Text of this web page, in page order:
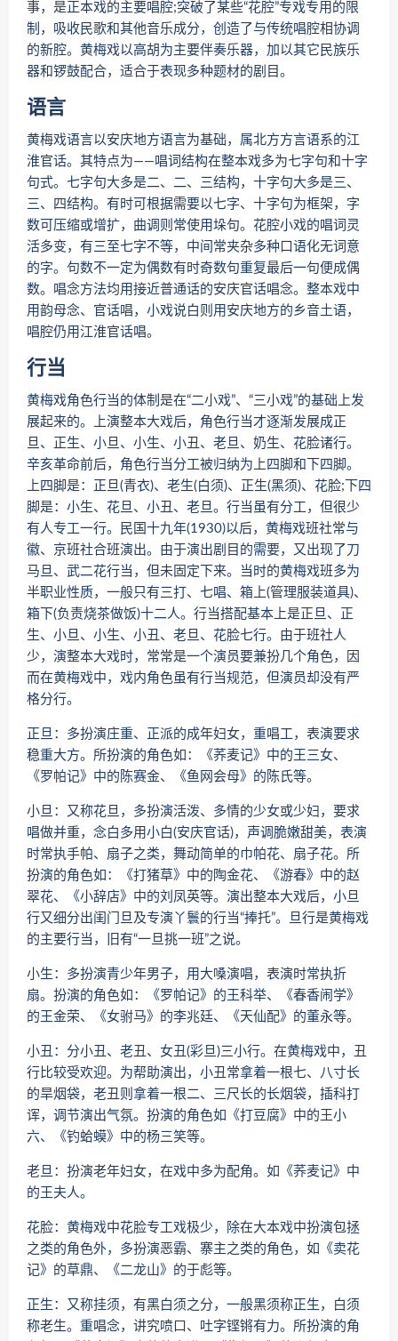
事，是正本戏的主要唱腔;突破了某些“花腔”专戏专用的限
制，吸收民歌和其他音乐成分，创造了与传统唱腔相协调
的新腔。黄梅戏以高胡为主要伴奏乐器，加以其它民族乐
器和锣鼓配合，适合于表现多种题材的剧目。
语言
黄梅戏语言以安庆地方语言为基础，属北方方言语系的江
淮官话。其特点为——唱词结构在整本戏多为七字句和十字
句式。七字句大多是二、二、三结构，十字句大多是三、
三、四结构。有时可根据需要以七字、十字句为框架，字
数可压缩或增扩，曲调则常使用垛句。花腔小戏的唱词灵
活多变，有三至七字不等，中间常夹杂多种口语化无词意
的字。句数不一定为偶数有时奇数句重复最后一句便成偶
数。唱念方法均用接近普通话的安庆官话唱念。整本戏中
用韵母念、官话唱，小戏说白则用安庆地方的乡音土语，
唱腔仍用江淮官话唱。
行当
黄梅戏角色行当的体制是在“二小戏”、“三小戏”的基础上发
展起来的。上演整本大戏后，角色行当才逐渐发展成正
旦、正生、小旦、小生、小丑、老旦、奶生、花脸诸行。
辛亥革命前后，角色行当分工被归纳为上四脚和下四脚。
上四脚是：正旦(青衣)、老生(白须)、正生(黑须)、花脸;下四
脚是：小生、花旦、小丑、老旦。行当虽有分工，但很少
有人专工一行。民国十九年(1930)以后，黄梅戏班社常与
徽、京班社合班演出。由于演出剧目的需要，又出现了刀
马旦、武二花行当，但未固定下来。当时的黄梅戏班多为
半职业性质，一般只有三打、七唱、箱上(管理服装道具)、
箱下(负责烧茶做饭)十二人。行当搭配基本上是正旦、正
生、小旦、小生、小丑、老旦、花脸七行。由于班社人
少，演整本大戏时，常常是一个演员要兼扮几个角色，因
而在黄梅戏中，戏内角色虽有行当规范，但演员却没有严
格分行。
正旦：多扮演庄重、正派的成年妇女，重唱工，表演要求
稳重大方。所扮演的角色如：《荞麦记》中的王三女、
《罗帕记》中的陈赛金、《鱼网会母》的陈氏等。
小旦：又称花旦，多扮演活泼、多情的少女或少妇，要求
唱做并重，念白多用小白(安庆官话)，声调脆嫩甜美，表演
时常执手帕、扇子之类，舞动简单的巾帕花、扇子花。所
扮演的角色如：《打猪草》中的陶金花、《游春》中的赵
翠花、《小辞店》中的刘凤英等。演出整本大戏后，小旦
行又细分出闺门旦及专演丫鬟的行当“捧托”。旦行是黄梅戏
的主要行当，旧有“一旦挑一班”之说。
小生：多扮演青少年男子，用大嗓演唱，表演时常执折
扇。扮演的角色如：《罗帕记》的王科举、《春香闹学》
的王金荣、《女驸马》的李兆廷、《天仙配》的董永等。
小丑：分小丑、老丑、女丑(彩旦)三小行。在黄梅戏中，丑
行比较受欢迎。为帮助演出，小丑常拿着一根七、八寸长
的旱烟袋，老丑则拿着一根二、三尺长的长烟袋，插科打
诨，调节演出气氛。扮演的角色如《打豆腐》中的王小
六、《钓蛤蟆》中的杨三笑等。
老旦：扮演老年妇女，在戏中多为配角。如《荞麦记》中
的王夫人。
花脸：黄梅戏中花脸专工戏极少，除在大本戏中扮演包拯
之类的角色外，多扮演恶霸、寨主之类的角色，如《卖花
记》的草鼎、《二龙山》的于彪等。
正生：又称挂须，有黑白须之分，一般黑须称正生，白须
称老生。重唱念，讲究喷口、吐字铿锵有力。所扮演的角